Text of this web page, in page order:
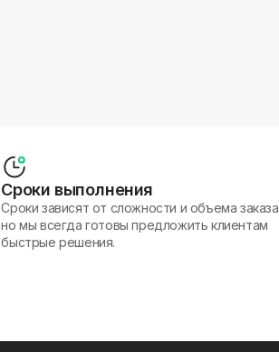
Сроки выполнения
Сроки зависят от сложности и объема заказа,
но мы всегда готовы предложить клиентам
быстрые решения.